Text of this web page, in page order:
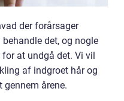
der forårsager
det, og nogle
at undgå det. Vi vil
af indgroet hår og
gennem årene.